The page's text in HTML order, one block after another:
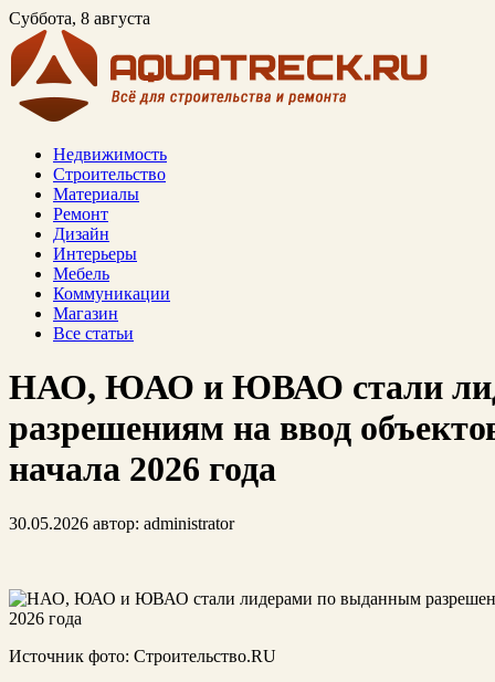
Суббота, 8 августа
Недвижимость
Строительство
Материалы
Ремонт
Дизайн
Интерьеры
Мебель
Коммуникации
Магазин
Все статьи
НАО, ЮАО и ЮВАО стали
разрешениям на ввод
начала 2026 года
30.05.2026 автор: administrator
Источник фото: Строительство.RU